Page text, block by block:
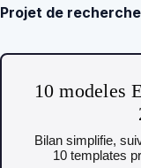
Projet de
10 modeles
Bilan simplifie,
10 templates